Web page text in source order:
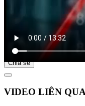
Bắt đầu tại
Chia sẻ
VIDEO LIÊN